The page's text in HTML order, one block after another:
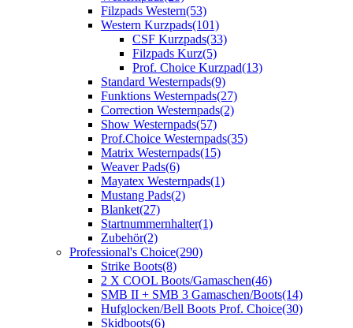
Filzpads Western(53)
Western Kurzpads(101)
CSF Kurzpads(33)
Filzpads Kurz(5)
Prof. Choice Kurzpad(13)
Standard Westernpads(9)
Funktions Westernpads(27)
Correction Westernpads(2)
Show Westernpads(57)
Prof.Choice Westernpads(35)
Matrix Westernpads(15)
Weaver Pads(6)
Mayatex Westernpads(1)
Mustang Pads(2)
Blanket(27)
Startnummernhalter(1)
Zubehör(2)
Professional's Choice(290)
Strike Boots(8)
2 X COOL Boots/Gamaschen(46)
SMB II + SMB 3 Gamaschen/Boots(14)
Hufglocken/Bell Boots Prof. Choice(30)
Skidboots(6)